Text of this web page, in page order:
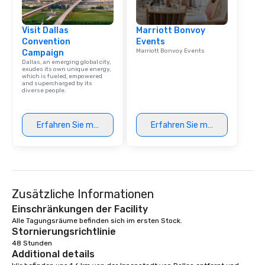
Visit Dallas
Convention
Campaign
Dallas, an emerging global city,
exudes its own unique energy,
which is fueled, empowered
and supercharged by its
diverse people.
Erfahren Sie mehr
Marriott Bonvoy
Events
Marriott Bonvoy Events
Erfahren Sie mehr
Zusätzliche Informationen
Einschränkungen der Facility
Alle Tagungsräume befinden sich im ersten Stock.
Stornierungsrichtlinie
48 Stunden
Additional details